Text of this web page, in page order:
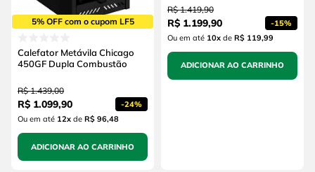
5% OFF com o cupom LF5
Calefator Metávila Chicago
450GF Dupla Combustão
R$ 1.439,00
R$ 1.099,90 -24%
Ou em até 12xde R$ 96,48
ADICIONAR AO CARRINHO
R$ 1.419,90
R$ 1.199,90 -15%
Ou em até 10xde R$ 119,99
ADICIONAR AO CARRINHO